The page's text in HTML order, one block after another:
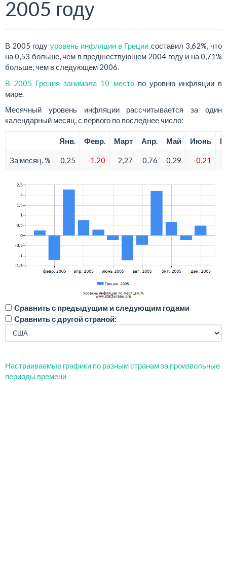
2005 году
В 2005 году уровень инфляции в Греции составил 3,62%, что
на 0,53 больше, чем в предшествующем 2004 году и на 0,71%
больше, чем в следующем 2006.
В 2005 Греция занимала 10 местопо уровню инфляции в
мире.
Месячный уровень инфляции рассчитывается за один
календарный месяц, с первого по последнее число:
Янв. Февр. Март Апр. Май Июнь
За месяц, % 0,25 -1,20 2,27 0,76 0,29 -0,21
Сравнить с предыдущим и следующим годами
Сравнить с другой страной:
Настраиваемые графики по разным странам за произвольные
периоды времени